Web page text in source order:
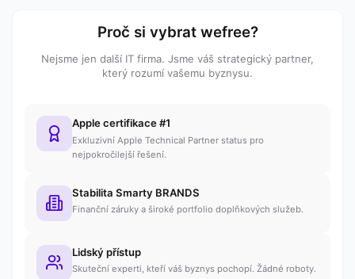
Proč si vybrat wefree?
Nejsme jen další IT firma. Jsme váš strategický partner,
který rozumí vašemu byznysu.
Apple certifikace #1
Exkluzivní Apple Technical Partner status pro
nejpokročilejší řešení.
Stabilita Smarty BRANDS
Finanční záruky a široké portfolio doplňkových služeb.
Lidský přístup
Skuteční experti, kteří váš byznys pochopí. Žádné roboty.